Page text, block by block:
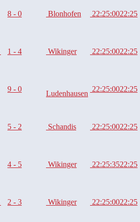
8 - 0 Blonhofen 22:25:0022:25
1 - 4 Wikinger 22:25:0022:25
9 - 0
Ludenhausen
22:25:0022:25
5 - 2 Schandis 22:25:0022:25
4 - 5 Wikinger 22:25:3522:25
2 - 3 Wikinger 22:25:0022:25